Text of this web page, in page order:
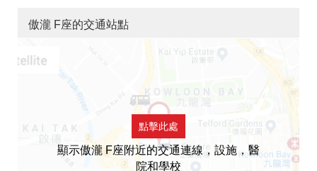
傲瀧 F座的交通站點
點擊此處
顯示傲瀧 F座附近的交通連線，設施，醫
院和學校